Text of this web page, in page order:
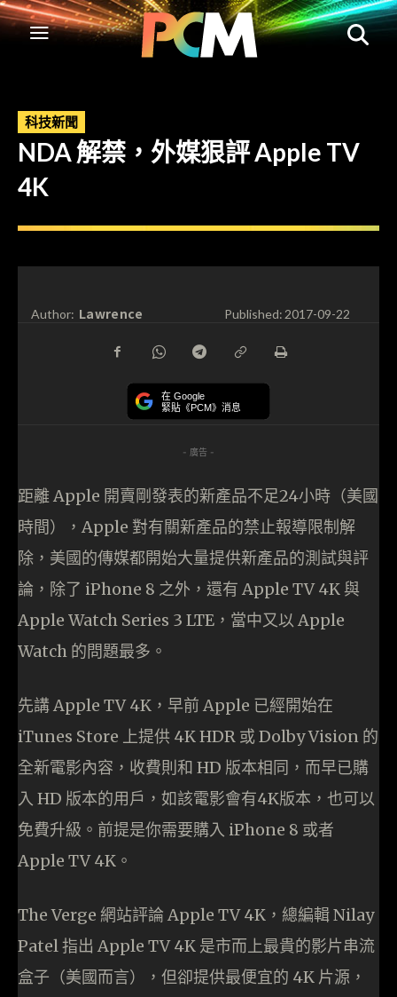
科技新聞
NDA 解禁，外媒狠評 Apple TV
4K
Author: Lawrence Published:2017-09-22
在 Google
緊貼《PCM》消息
- 廣告 -
距離 Apple 開賣剛發表的新產品不足24小時（美國
時間），Apple 對有關新產品的禁止報導限制解
除，美國的傳媒都開始大量提供新產品的測試與評
論，除了 iPhone 8 之外，還有 Apple TV 4K 與
Apple Watch Series 3 LTE，當中又以 Apple
Watch 的問題最多。
先講 Apple TV 4K，早前 Apple 已經開始在
iTunes Store 上提供 4K HDR 或 Dolby Vision 的
全新電影內容，收費則和 HD 版本相同，而早已購
入 HD 版本的用戶，如該電影會有4K版本，也可以
免費升級。前提是你需要購入 iPhone 8 或者
Apple TV 4K。
The Verge 網站評論 Apple TV 4K，總編輯 Nilay
Patel 指出 Apple TV 4K 是市而上最貴的影片串流
盒子（美國而言），但卻提供最便宜的 4K 片源，